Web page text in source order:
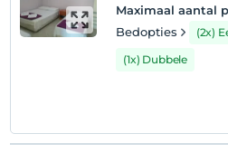
Maximaal aantal
Bedopties
(2x)
(1x) Dubbele